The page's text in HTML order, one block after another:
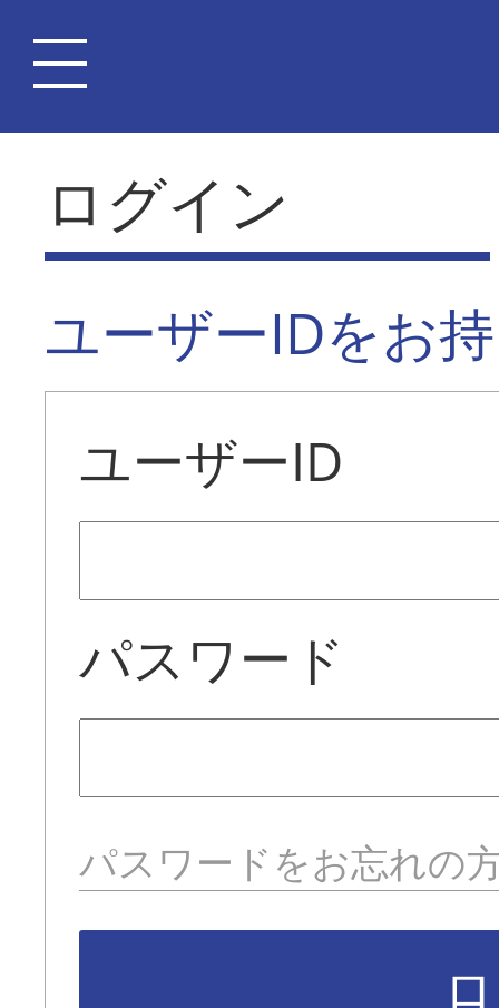
ログイン
ユーザーIDをお
ユーザーID
パスワード
パスワードをお忘れの